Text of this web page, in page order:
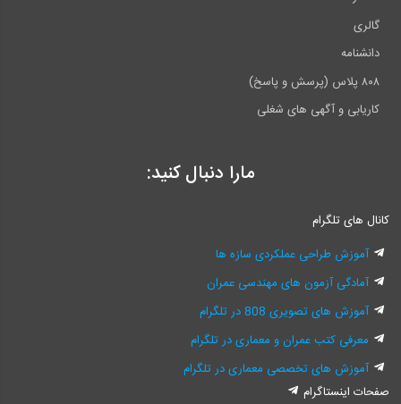
گالری
دانشنامه
۸۰۸ پلاس (پرسش و پاسخ)
کاریابی و آگهی های شغلی
مارا دنبال کنید:
کانال های تلگرام
آموزش طراحی عملکردی سازه ها
آمادگی آزمون های مهندسی عمران
آموزش های تصویری 808 در تلگرام
معرفی کتب عمران و معماری در تلگرام
آموزش های تخصصی معماری در تلگرام
صفحات اینستاگرام